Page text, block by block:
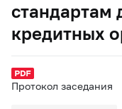
стандартам
кредитных
Протокол заседания